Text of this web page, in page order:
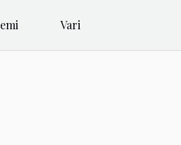
Vari